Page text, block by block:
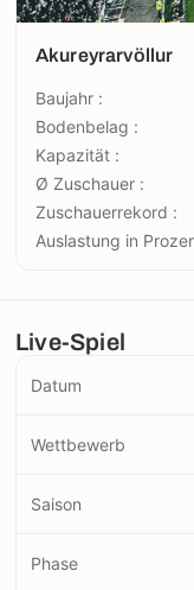
Akureyrarvöllur
Baujahr :
Bodenbelag :
Kapazität :
Ø Zuschauer :
Zuschauerrekord :
Auslastung in
Live-Spiel
Datum
Wettbewerb
Saison
Phase